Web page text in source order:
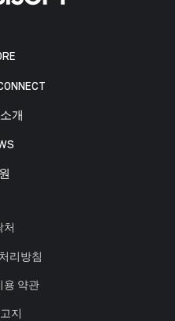
개
처
리방침
용 약관
지